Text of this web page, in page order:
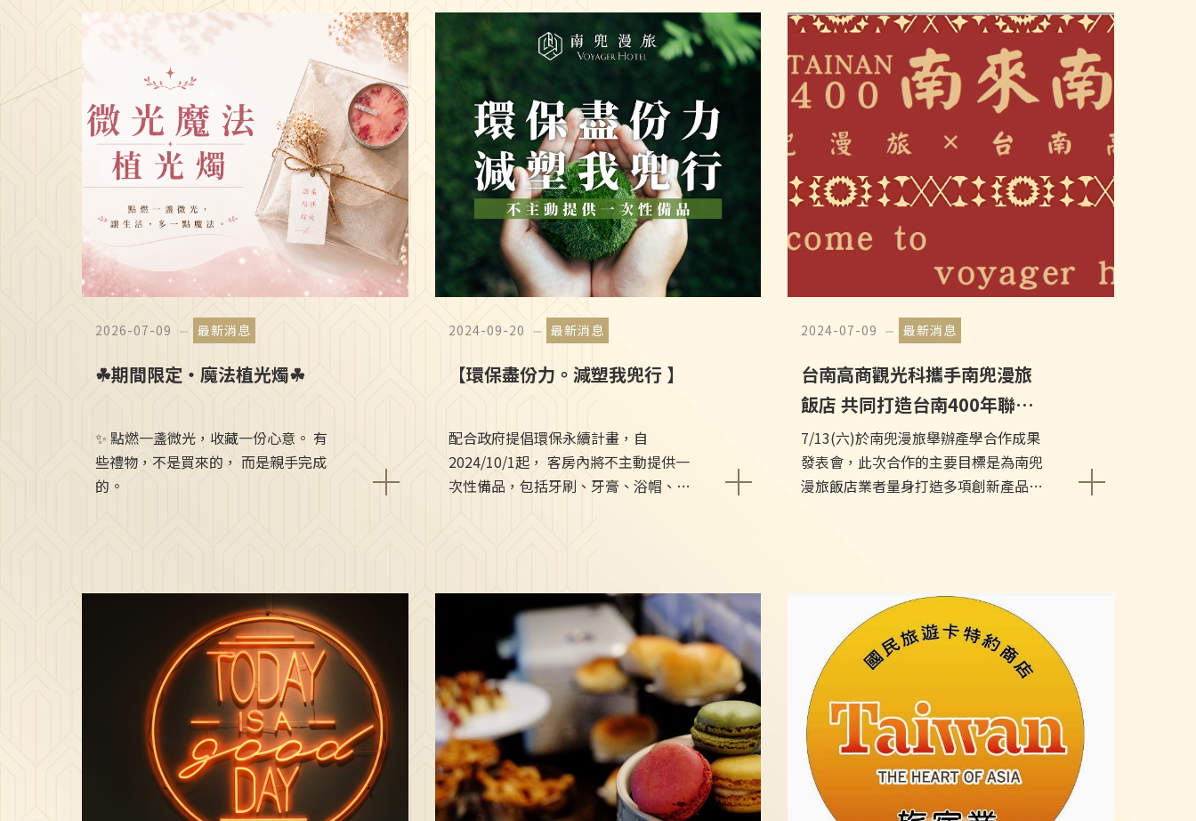
2026-07-09 最新消息
☘期間限定・魔法植光燭☘
✨ 點燃一盞微光，收藏一份心意。 有
些禮物，不是買來的， 而是親手完成
的。
2024-09-20 最新消息
【環保盡份力。減塑我兜行 】
配合政府提倡環保永續計畫，自
2024/10/1起， 客房內將不主動提供一
次性備品，包括牙刷、牙膏、浴帽、化
2024-07-09 最新消息
台南高商觀光科攜手南兜漫旅
飯店 共同打造台南400年聯名
企劃
7/13(六)於南兜漫旅舉辦產學合作成果
發表會，此次合作的主要目標是為南兜
漫旅飯店業者量身打造多項創新產品和